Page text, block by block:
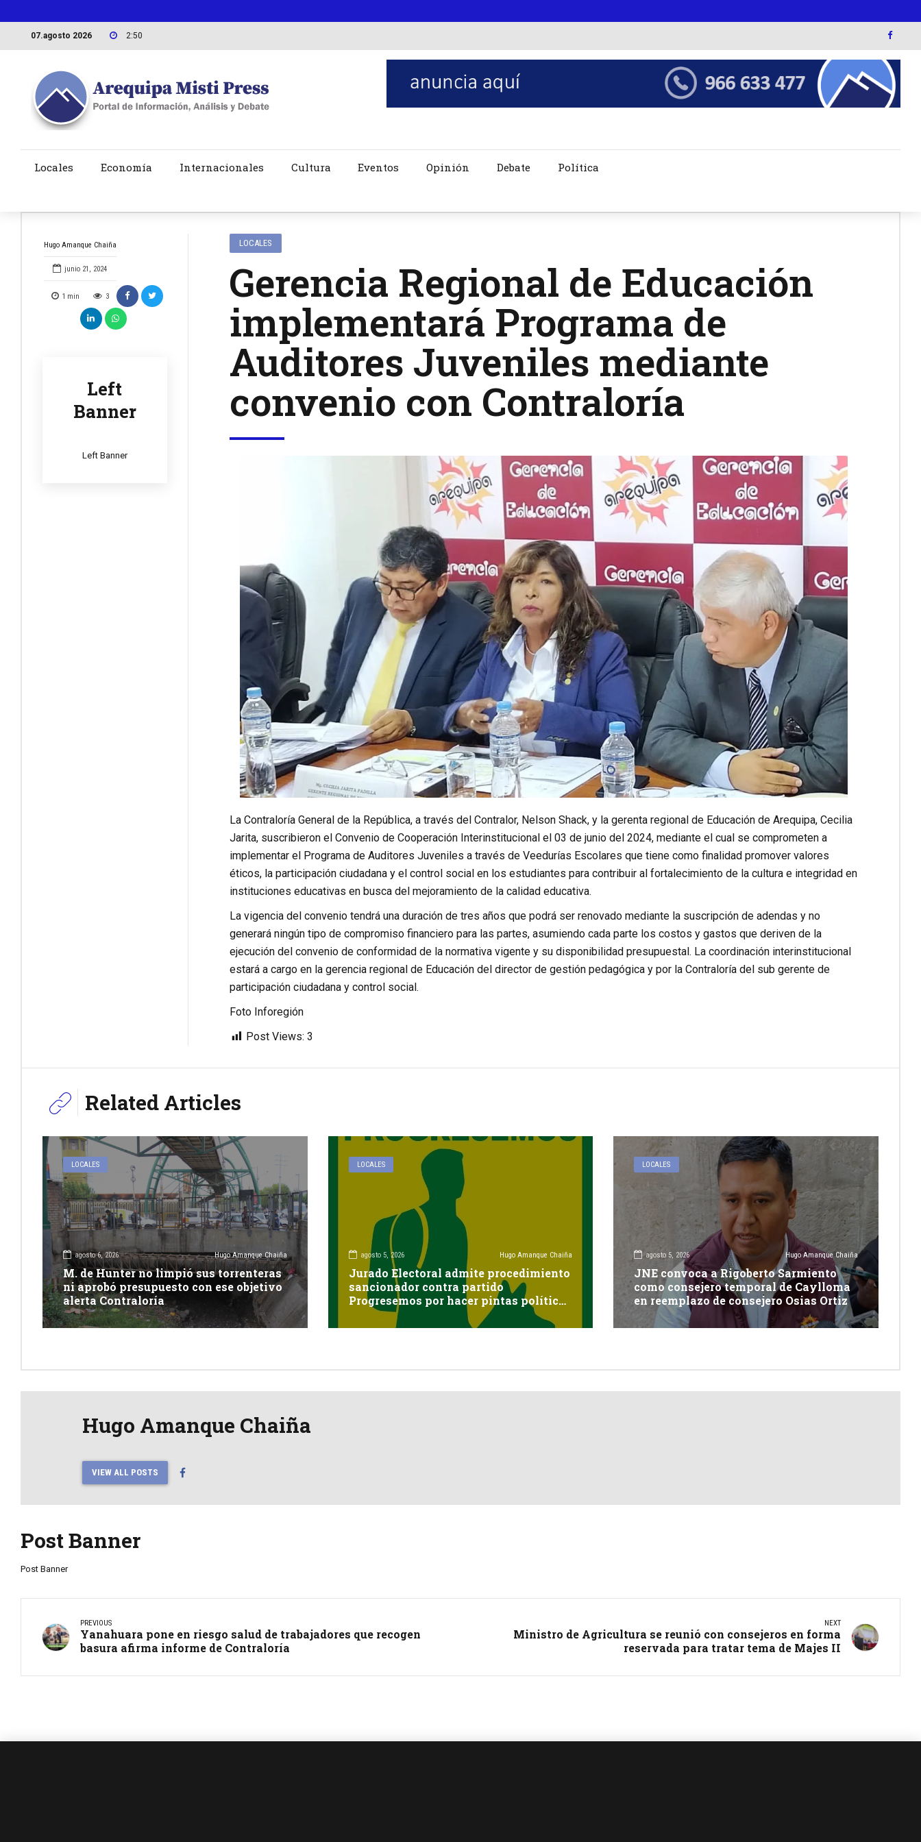
07.agosto 2026 2:50
Locales Economía Internacionales Cultura Eventos Opinión Debate Política
Hugo Amanque Chaiña
junio 21, 2024
1 min 3
Left
Banner
Left Banner
LOCALES
Gerencia Regional de Educación
implementará Programa de
Auditores Juveniles mediante
convenio con Contraloría
La Contraloría General de la República, a través del Contralor, Nelson Shack, y la gerenta regional de Educación de Arequipa, Cecilia
Jarita, suscribieron el Convenio de Cooperación Interinstitucional el 03 de junio del 2024, mediante el cual se comprometen a
implementar el Programa de Auditores Juveniles a través de Veedurías Escolares que tiene como finalidad promover valores
éticos, la participación ciudadana y el control social en los estudiantes para contribuir al fortalecimiento de la cultura e integridad en
instituciones educativas en busca del mejoramiento de la calidad educativa.
La vigencia del convenio tendrá una duración de tres años que podrá ser renovado mediante la suscripción de adendas y no
generará ningún tipo de compromiso financiero para las partes, asumiendo cada parte los costos y gastos que deriven de la
ejecución del convenio de conformidad de la normativa vigente y su disponibilidad presupuestal. La coordinación interinstitucional
estará a cargo en la gerencia regional de Educación del director de gestión pedagógica y por la Contraloría del sub gerente de
participación ciudadana y control social.
Foto Inforegión
Post Views: 3
Related Articles
LOCALES
agosto 6, 2026 Hugo Amanque Chaiña
M. de Hunter no limpió sus torrenteras
ni aprobó presupuesto con ese objetivo
alerta Contraloría
LOCALES
agosto 5, 2026 Hugo Amanque Chaiña
Jurado Electoral admite procedimiento
sancionador contra partido
Progresemos por hacer pintas políticas
sin autorización en Cayma
LOCALES
agosto 5, 2026 Hugo Amanque Chaiña
JNE convoca a Rigoberto Sarmiento
como consejero temporal de Caylloma
en reemplazo de consejero Osias Ortiz
Hugo Amanque Chaiña
VIEW ALL POSTS
Post Banner
Post Banner
PREVIOUS
Yanahuara pone en riesgo salud de trabajadores que recogen
basura afirma informe de Contraloría
NEXT
Ministro de Agricultura se reunió con consejeros en forma
reservada para tratar tema de Majes II